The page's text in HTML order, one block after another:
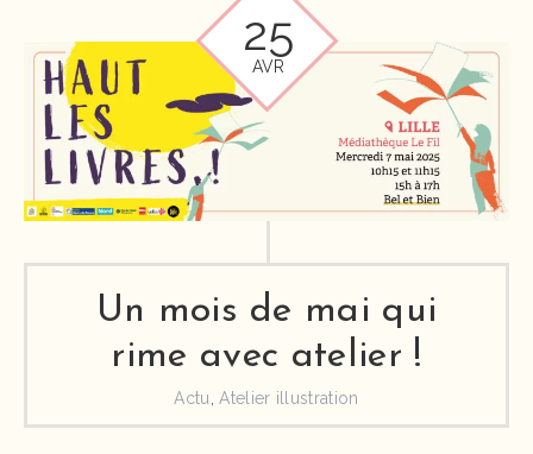
25
AVR
Un mois de mai qui
rime avec atelier !
Actu ,Atelier illustration